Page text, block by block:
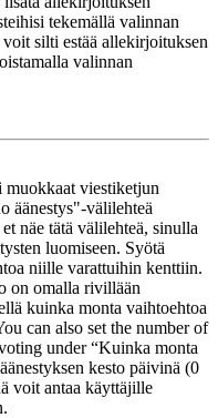
tekemällä valinnan
voit silti estää allekirjoituksen
valinnan
viestiketjun
äänestys"-välilehteä
näe tätä välilehteä, sinulla
luomiseen. Syötä
niille varattuihin kenttiin.
on omalla rivillään
kuinka monta vaihtoehtoa
can also set the number of
under “Kuinka monta
kesto päivinä (0
voit antaa käyttäjille